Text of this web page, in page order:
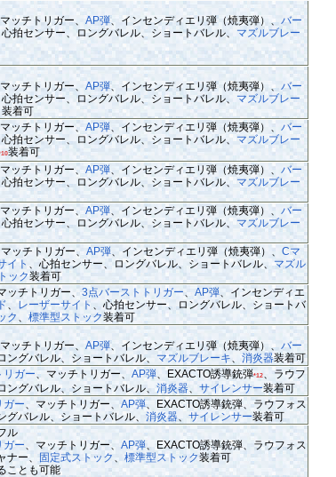
ッチトリガー、AP弾、インセンディエリ弾（焼夷弾）、 バー
心拍センサー、ロングバレル、ショートバレル、 マズルブレー
ッチトリガー、AP弾、インセンディエリ弾（焼夷弾）、 バー
心拍センサー、ロングバレル、ショートバレル、 マズルブレー
装着可
ッチトリガー、AP弾、インセンディエリ弾（焼夷弾）、 バー
心拍センサー、ロングバレル、ショートバレル、 マズルブレー
装着可
ッチトリガー、AP弾、インセンディエリ弾（焼夷弾）、 バー
心拍センサー、ロングバレル、ショートバレル、 マズルブレー
ッチトリガー、AP弾、インセンディエリ弾（焼夷弾）、 バー
心拍センサー、ロングバレル、ショートバレル、 マズルブレー
ッチトリガー、AP弾、インセンディエリ弾（焼夷弾）、Cマ
イト 、心拍センサー、ロングバレル、ショートバレル、マズル
ック装着可
ッチトリガー、3点バーストトリガー、AP弾、インセンディエ
、レーザーサイト 、心拍センサー、ロングバレル、ショートバ
ク 、 標準型ストック装着可
ッチトリガー、AP弾、インセンディエリ弾（焼夷弾）、 バー
ングバレル、ショートバレル、 マズルブレーキ、 消炎器装着可
リガー、マッチトリガー、 AP弾、EXACTO誘導銃弾*12、ラウフ
ングバレル、ショートバレル、消炎器、サイレンサー装着可
ガー、マッチトリガー、AP弾、EXACTO誘導銃弾、ラウフォス
グバレル、ショートバレル、消炎器、サイレンサー装着可
ル
ガー、マッチトリガー、 AP弾、EXACTO誘導銃弾、ラウフォス
ナー、固定式ストック 、標準型ストック装着可
ことも可能